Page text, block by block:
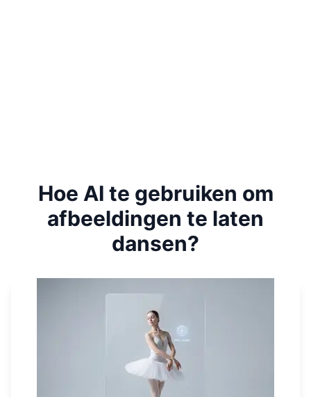
Hoe AI te gebruiken om
afbeeldingen te laten
dansen?